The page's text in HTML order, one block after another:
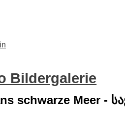
Bildergalerie
schwarze Meer -